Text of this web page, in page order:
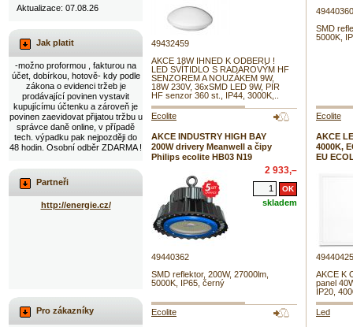
49432459
AKCE 18W IHNED K ODBERU !
LED SVÍTIDLO S RADAROVÝM HF
SENZOREM A NOUZÁKEM 9W,
18W 230V, 36xSMD LED 9W, PIR
HF senzor 360 st., IP44, 3000K,..
49440360
SMD
5000K,
Ecolite
AKCE INDUSTRY HIGH BAY
200W drivery Meanwell a čipy
Philips ecolite HB03 N19
2 933,–
skladem
49440362
SMD reflektor, 200W, 27000lm,
5000K, IP65, černý
Ecolite
AKCE
4000K,
EU
49440425
AKCE K
panel
IP20,
Ecolite Led
Aktualizace: 07.08.26
Jak platit
-možno proformou , fakturou na
účet, dobírkou, hotově- kdy podle
zákona o evidenci tržeb je
prodávající povinen vystavit
kupujícímu účtenku a zároveň je
povinen zaevidovat přijatou tržbu u
správce daně online, v případě
tech. výpadku pak nejpozději do
48 hodin. Osobní odběr ZDARMA !
Partneři
http://energie.cz/
Pro zákazníky